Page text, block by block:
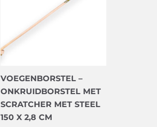
VOEGENBORSTEL –
ONKRUIDBORSTEL MET
SCRATCHER MET STEEL
150 X 2,8 CM